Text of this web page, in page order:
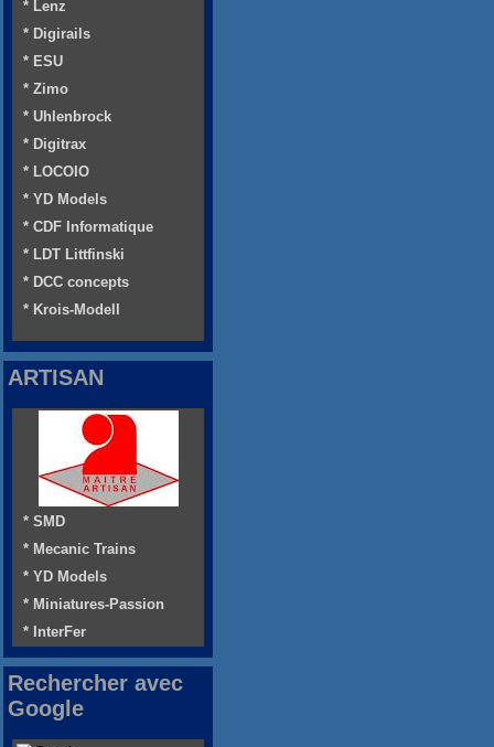
* Lenz
* Digirails
* ESU
* Zimo
* Uhlenbrock
* Digitrax
* LOCOIO
* YD Models
* CDF Informatique
* LDT Littfinski
* DCC concepts
* Krois-Modell
ARTISAN
* SMD
* Mecanic Trains
* YD Models
* Miniatures-Passion
* InterFer
Rechercher avec
Google